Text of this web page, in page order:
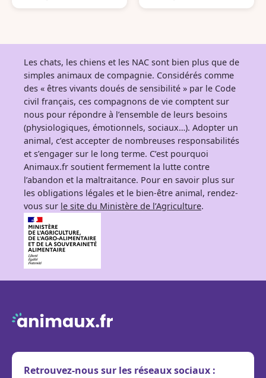
Les chats, les chiens et les NAC sont bien plus que de
simples animaux de compagnie. Considérés comme
des « êtres vivants doués de sensibilité » par le Code
civil français, ces compagnons de vie comptent sur
nous pour répondre à l’ensemble de leurs besoins
(physiologiques, émotionnels, sociaux…). Adopter un
animal, c’est accepter de nombreuses responsabilités
et s’engager sur le long terme. C’est pourquoi
Animaux.fr soutient fermement la lutte contre
l’abandon et la maltraitance. Pour en savoir plus sur
les obligations légales et le bien-être animal, rendez-
vous sur le site du Ministère de l’Agriculture.
Retrouvez-nous sur les réseaux sociaux :